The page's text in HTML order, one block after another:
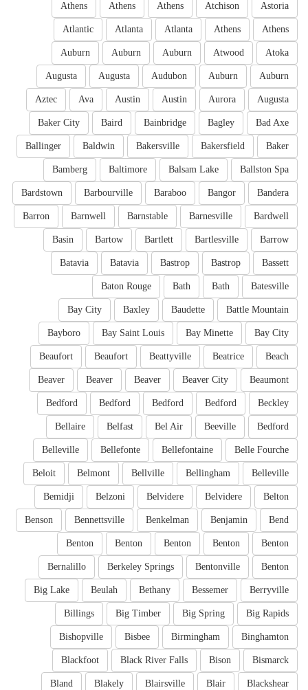
Astoria
Atchison
Athens
Athens
Athens
Athens
Athens
Atlanta
Atlanta
Atlantic
Atoka
Atwood
Auburn
Auburn
Auburn
Auburn
Auburn
Audubon
Augusta
Augusta
Augusta
Aurora
Austin
Austin
Ava
Aztec
Bad Axe
Bagley
Bainbridge
Baird
Baker City
Baker
Bakersfield
Bakersville
Baldwin
Ballinger
Ballston Spa
Balsam Lake
Baltimore
Bamberg
Bandera
Bangor
Baraboo
Barbourville
Bardstown
Bardwell
Barnesville
Barnstable
Barnwell
Barron
Barrow
Bartlesville
Bartlett
Bartow
Basin
Bassett
Bastrop
Bastrop
Batavia
Batavia
Batesville
Bath
Bath
Baton Rouge
Battle Mountain
Baudette
Baxley
Bay City
Bay City
Bay Minette
Bay Saint Louis
Bayboro
Beach
Beatrice
Beattyville
Beaufort
Beaufort
Beaumont
Beaver City
Beaver
Beaver
Beaver
Beckley
Bedford
Bedford
Bedford
Bedford
Bedford
Beeville
Bel Air
Belfast
Bellaire
Belle Fourche
Bellefontaine
Bellefonte
Belleville
Belleville
Bellingham
Bellville
Belmont
Beloit
Belton
Belvidere
Belvidere
Belzoni
Bemidji
Bend
Benjamin
Benkelman
Bennettsville
Benson
Benton
Benton
Benton
Benton
Benton
Benton
Bentonville
Berkeley Springs
Bernalillo
Berryville
Bessemer
Bethany
Beulah
Big Lake
Big Rapids
Big Spring
Big Timber
Billings
Binghamton
Birmingham
Bisbee
Bishopville
Bismarck
Bison
Black River Falls
Blackfoot
Blackshear
Blair
Blairsville
Blakely
Bland